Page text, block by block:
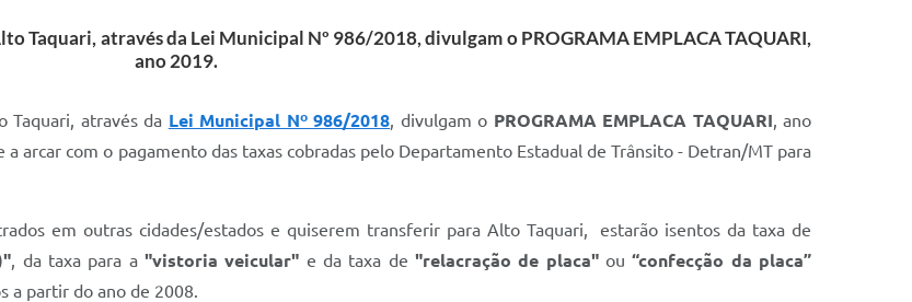
Taquari, através da Lei Municipal Nº 986/2018, divulgam o PROGRAMA EMPLACA TAQUARI,
ano 2019.
Taquari, através da Lei Municipal Nº 986/2018, divulgam o PROGRAMA EMPLACA TAQUARI, ano
arcar com o pagamento das taxas cobradas pelo Departamento Estadual de Trânsito - Detran/MT para
em outras cidades/estados e quiserem transferir para Alto Taquari, estarão isentos da taxa de
, da taxa para a"vistoria veicular" e da taxa de"relacração de placa"ou“confecção da placa”
a partir do ano de 2008.